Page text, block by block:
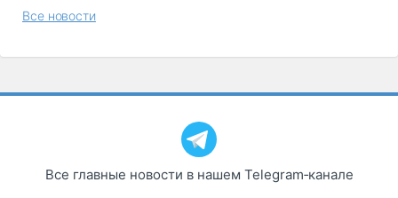
Все новости
Все главные новости в нашем Telegram‑канале